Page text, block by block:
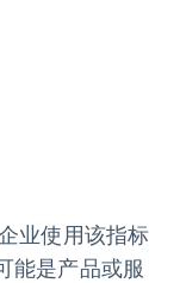
业使用该指标
能是产品或服